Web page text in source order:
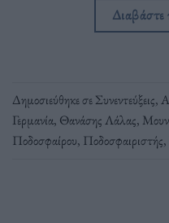
Διαβάστε
Δημοσιεύθηκε σεΣυνεντεύξεις,
Γερμανία, Θανάσης Λάλας,
Ποδοσφαίρου, Ποδοσφαιριστής,